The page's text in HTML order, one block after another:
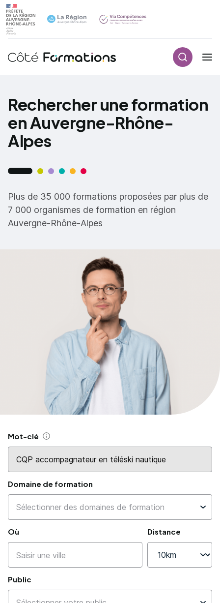
Navigation principale
Rechercher une formation
en Auvergne-Rhône-
Alpes
Plus de 35 000 formations proposées par plus de
7 000 organismes de formation en région
Auvergne-Rhône-Alpes
Mot-clé Aide
Domaine de formation
Où Distance
Public